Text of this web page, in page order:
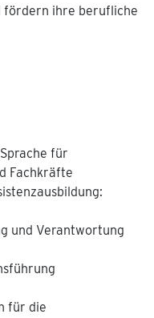
fördern ihre berufliche
für
Fachkräfte
und Verantwortung
für die